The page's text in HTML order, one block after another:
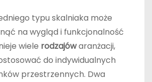
typu skalniaka może
na wygląd i funkcjonalność
wiele rodzajówaranżacji,
do indywidualnych
przestrzennych. Dwa